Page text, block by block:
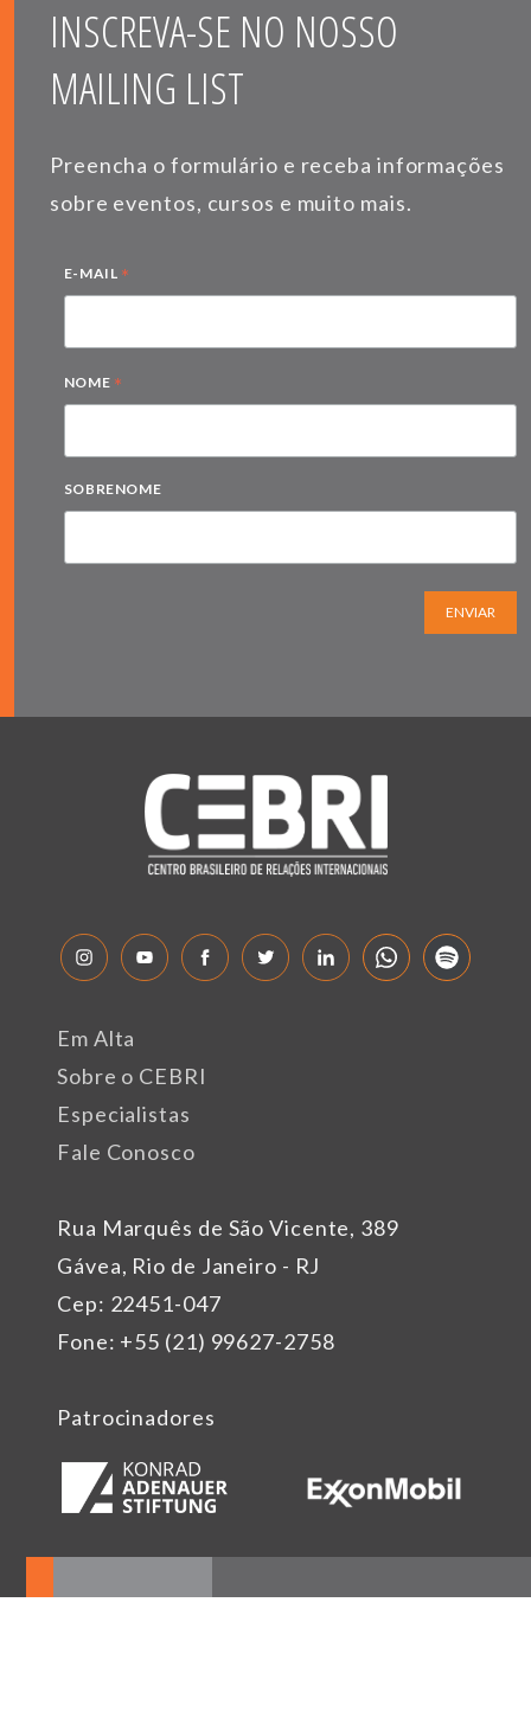
INSCREVA-SE NO NOSSO
MAILING LIST
Preencha o formulário e receba informações
sobre eventos, cursos e muito mais.
E-MAIL *
NOME *
SOBRENOME
ENVIAR
Rua Marquês de São Vicente, 389
Gávea, Rio de Janeiro - RJ
Cep: 22451-047
Fone: +55 (21) 99627-2758
Em Alta
Sobre o CEBRI
Especialistas
Fale Conosco
Patrocinadores